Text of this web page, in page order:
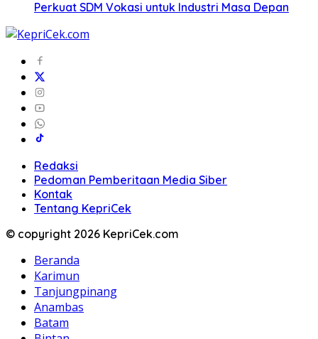
Perkuat SDM Vokasi untuk Industri Masa Depan
Redaksi
Pedoman Pemberitaan Media Siber
Kontak
Tentang KepriCek
© copyright 2026 KepriCek.com
Beranda
Karimun
Tanjungpinang
Anambas
Batam